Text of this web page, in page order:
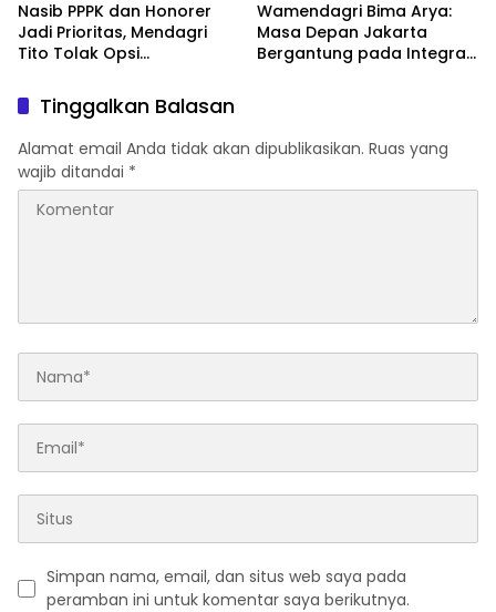
Nasib PPPK dan Honorer
Jadi Prioritas, Mendagri
Tito Tolak Opsi
Wamendagri Bima Arya:
Masa Depan Jakarta
Bergantung pada Integrasi
Tinggalkan Balasan
Alamat email Anda tidak akan dipublikasikan. Ruas yang
wajib ditandai *
Simpan nama, email, dan situs web saya pada
peramban ini untuk komentar saya berikutnya.